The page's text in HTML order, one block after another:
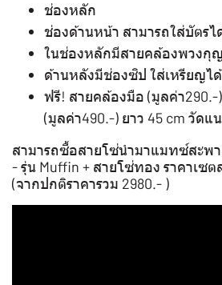
ช่องหลัก
ช่องด้านหน้า สามารถใส่บัตรไ
ในช่องหลักมีสายคล้องพวงกุ
ด้านหลังมีช่องซิป ใส่เหรียญได้
ฟรี! สายคล้องมือ (มูลค่า
(มูลค่า490.-) ยาว 45 cm วัดแ
สามารถซื้อสายโซ่นำมาแมทซ์สะพ
- รุ่น Muffin + สายโซ่ทอง ราคาเซ
(จากปกติราคารวม 2980.- )